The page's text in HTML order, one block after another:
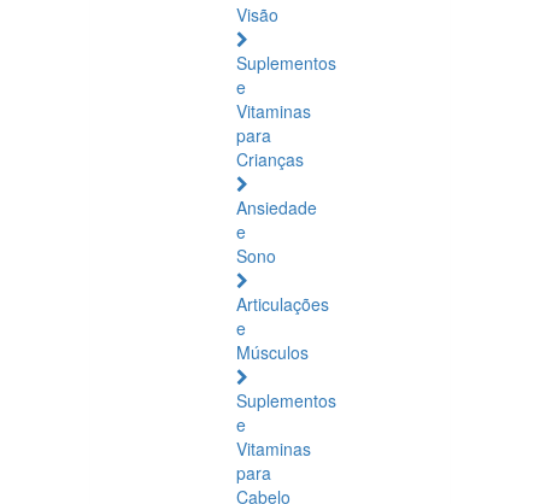
Visão
Suplementos
e
Vitaminas
para
Crianças
Ansiedade
e
Sono
Articulações
e
Músculos
Suplementos
e
Vitaminas
para
Cabelo